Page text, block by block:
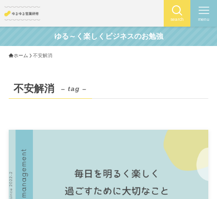
search menu
ゆる～く楽しくビジネスのお勉強
ホーム 不安解消
不安解消 – tag –